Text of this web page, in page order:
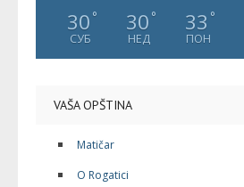
30 °
СУБ
30 °
НЕД
33 °
ПОН
VAŠA OPŠTINA
Matičar
O Rogatici